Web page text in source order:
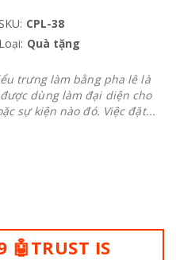
SKU: CPL-38
Loại: Quà tặng
trưng làm bằng pha lê là
dùng làm đại diện cho
sự kiện nào đó. Việc đặt...
🤖TRUST IS